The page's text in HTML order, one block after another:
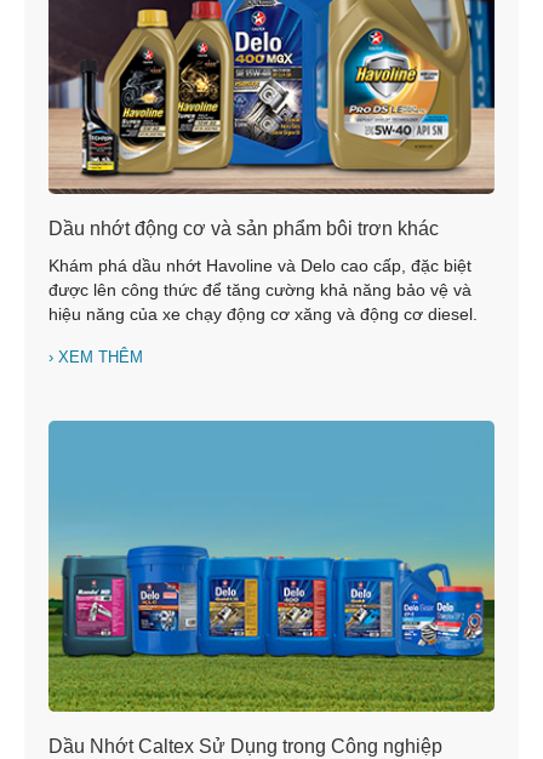
Dầu nhớt động cơ và sản phẩm bôi trơn khác
Khám phá dầu nhớt Havoline và Delo cao cấp, đặc biệt
được lên công thức để tăng cường khả năng bảo vệ và
hiệu năng của xe chạy động cơ xăng và động cơ diesel.
XEM THÊM
Dầu Nhớt Caltex Sử Dụng trong Công nghiệp